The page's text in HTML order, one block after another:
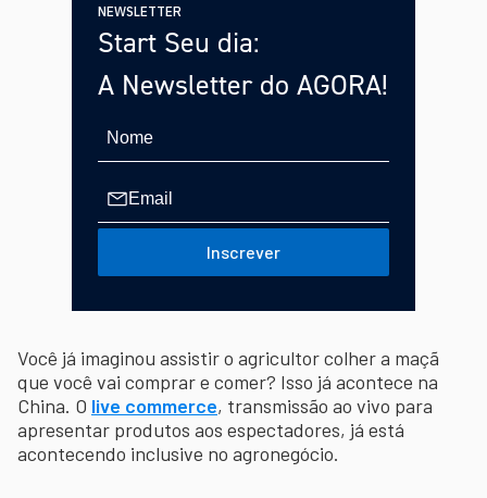
NEWSLETTER
Start Seu dia:
A Newsletter do AGORA!
Inscrever
Você já imaginou assistir o agricultor colher a maçã
que você vai comprar e comer? Isso já acontece na
China. O live commerce, transmissão ao vivo para
apresentar produtos aos espectadores, já está
acontecendo inclusive no agronegócio.